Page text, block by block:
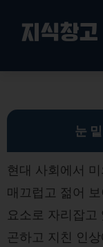
뛰
지식창고
눈
현대 사회에서
매끄럽고 젊어
요소로 자리잡고
곤하고 지친 인